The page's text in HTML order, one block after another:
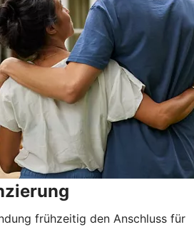
frühzeitig den Anschluss für